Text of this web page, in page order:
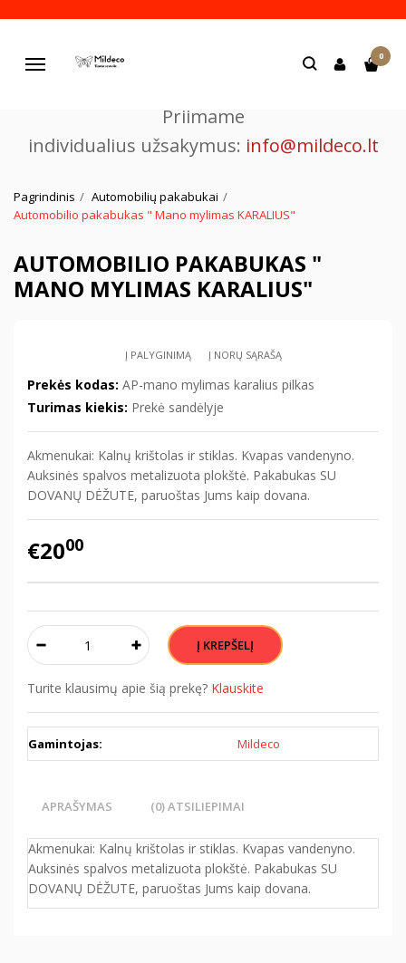
Navigacija
0
Priimame
individualius užsakymus: info@mildeco.lt
Pagrindinis
Automobilių pakabukai
Automobilio pakabukas " Mano mylimas KARALIUS"
AUTOMOBILIO PAKABUKAS "
MANO MYLIMAS KARALIUS"
Į PALYGINIMĄ Į NORŲ SĄRAŠĄ
Prekės kodas: AP-mano mylimas karalius pilkas
Turimas kiekis: Prekė sandėlyje
Akmenukai: Kalnų krištolas ir stiklas. Kvapas vandenyno.
Auksinės spalvos metalizuota plokštė. Pakabukas SU
DOVANŲ DĖŽUTE, paruoštas Jums kaip dovana.
€2000
Turite klausimų apie šią prekę? Klauskite
Gamintojas: Mildeco
APRAŠYMAS (0) ATSILIEPIMAI
Akmenukai: Kalnų krištolas ir stiklas. Kvapas vandenyno.
Auksinės spalvos metalizuota plokštė. Pakabukas SU
DOVANŲ DĖŽUTE, paruoštas Jums kaip dovana.